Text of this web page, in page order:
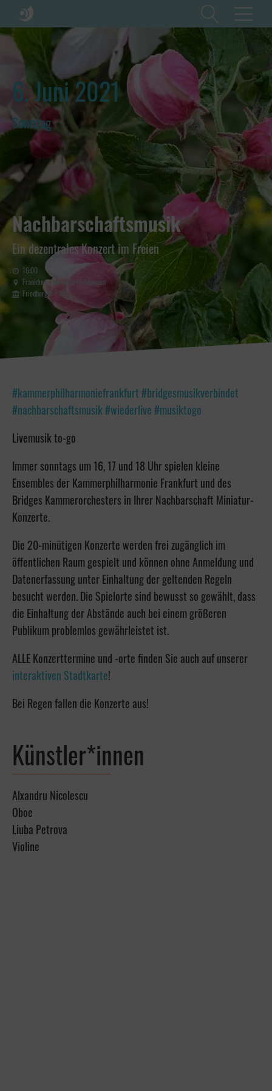
6. Juni 2021
Sonntag
Nachbarschaftsmusik
Ein dezentrales Konzert im Freien
16:00
Frankfurt - Nordend/Holzhausen
Friedberger Platz
#kammerphilharmoniefrankfurt #bridgesmusikverbindet
#nachbarschaftsmusik #wiederlive #musiktogo
Livemusik to-go
Immer sonntags um 16, 17 und 18 Uhr spielen kleine
Ensembles der Kammerphilharmonie Frankfurt und des
Bridges Kammerorchesters in Ihrer Nachbarschaft Miniatur-
Konzerte.
Die 20-minütigen Konzerte werden frei zugänglich im
öffentlichen Raum gespielt und können ohne Anmeldung und
Datenerfassung unter Einhaltung der geltenden Regeln
besucht werden. Die Spielorte sind bewusst so gewählt, dass
die Einhaltung der Abstände auch bei einem größeren
Publikum problemlos gewährleistet ist.
ALLE Konzerttermine und -orte finden Sie auch auf unserer
interaktiven Stadtkarte!
Bei Regen fallen die Konzerte aus!
Künstler*innen
Alxandru Nicolescu
Oboe
Liuba Petrova
Violine